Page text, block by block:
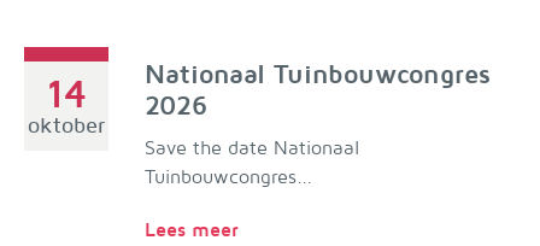
14
oktober
Nationaal Tuinbouwcongres
2026
Save the date Nationaal
Tuinbouwcongres...
Lees meer